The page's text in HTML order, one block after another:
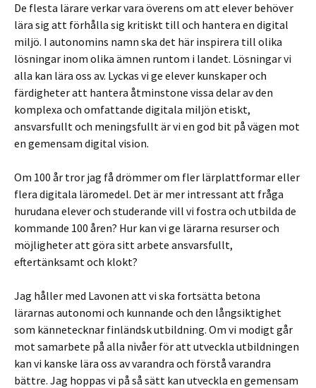
De flesta lärare verkar vara överens om att elever behöver
lära sig att förhålla sig kritiskt till och hantera en digital
miljö. I autonomins namn ska det här inspirera till olika
lösningar inom olika ämnen runtom i landet. Lösningar vi
alla kan lära oss av. Lyckas vi ge elever kunskaper och
färdigheter att hantera åtminstone vissa delar av den
komplexa och omfattande digitala miljön etiskt,
ansvarsfullt och meningsfullt är vi en god bit på vägen mot
en gemensam digital vision.
Om 100 år tror jag få drömmer om fler lärplattformar eller
flera digitala läromedel. Det är mer intressant att fråga
hurudana elever och studerande vill vi fostra och utbilda de
kommande 100 åren? Hur kan vi ge lärarna resurser och
möjligheter att göra sitt arbete ansvarsfullt,
eftertänksamt och klokt?
Jag håller med Lavonen att vi ska fortsätta betona
lärarnas autonomi och kunnande och den långsiktighet
som kännetecknar finländsk utbildning. Om vi modigt går
mot samarbete på alla nivåer för att utveckla utbildningen
kan vi kanske lära oss av varandra och förstå varandra
bättre. Jag hoppas vi på så sätt kan utveckla en gemensam